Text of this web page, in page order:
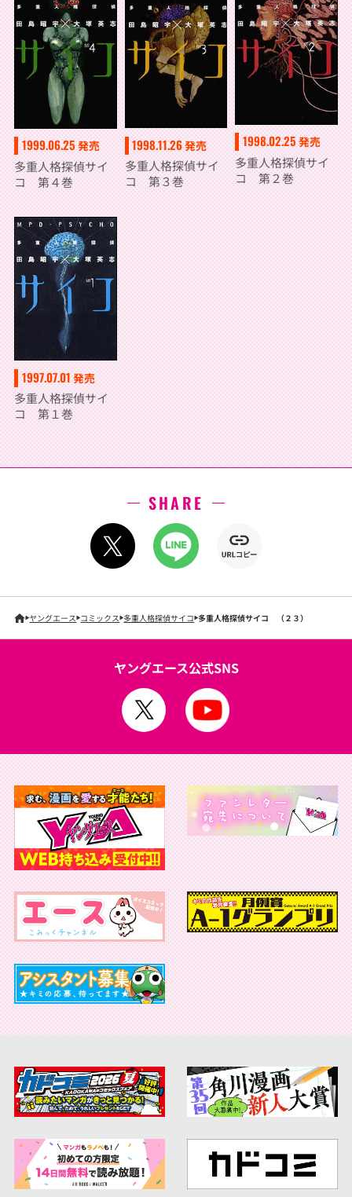
1999.06.25 発売
多重人格探偵サイ
コ 第４巻
1998.11.26発売
多重人格探偵サイ
コ 第３巻
1998.02.25 発売
多重人格探偵サイ
コ 第２巻
1997.07.01 発売
多重人格探偵サイ
コ 第１巻
SHARE
ヤングエース コミックス 多重人格探偵サイコ 多重人格探偵サイコ （２３）
ヤングエース公式SNS